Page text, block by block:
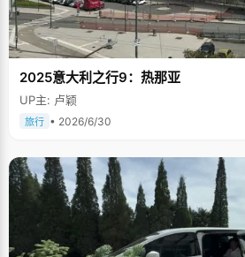
2025意大利之行9：热那亚
UP主: 卢颖
旅行 • 2026/6/30